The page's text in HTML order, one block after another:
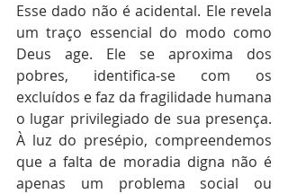
Esse dado não é acidental. Ele revela
um traço essencial do modo como
Deus age. Ele se aproxima dos
pobres, identifica-se com os
excluídos e faz da fragilidade humana
o lugar privilegiado de sua presença.
À luz do presépio, compreendemos
que a falta de moradia digna não é
apenas um problema social ou